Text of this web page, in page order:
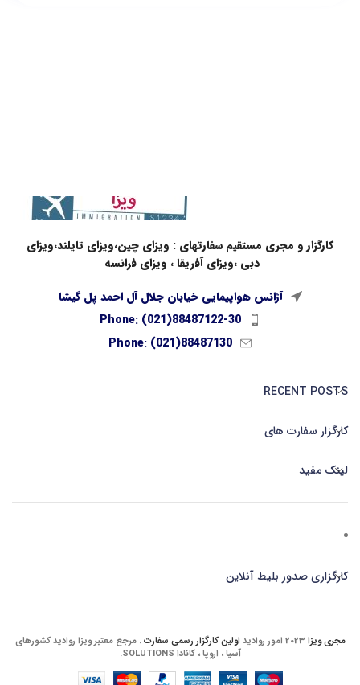
کارگزار و مجری مستقیم سفارتهای : ویزای چین،ویزای تایلند،ویزای
دبی ،ویزای آفریقا ، ویزای فرانسه
آژانس هواپیمایی خیابان جلال آل احمد پل گیشا
Phone: (021)88487122-30
Phone: (021)88487130
RECENT POSTS
کارگزار سفارت های
لینک مفید
کارگزاری صدور بلیط آنلاین
مجری ویزا 2023 امور روادید اولین کارگزار رسمی سفارت. مرجع معتبر ویزا روادید کشورهای
آسیا ، اروپا ، کانادا SOLUTIONS.